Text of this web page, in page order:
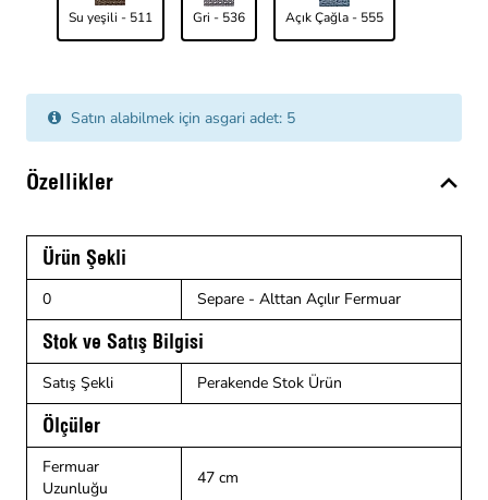
Su yeşili - 511 Gri - 536 Açık Çağla - 555
Satın alabilmek için asgari adet: 5
Özellikler
Ürün Şekli
0 Separe - Alttan Açılır Fermuar
Stok ve Satış Bilgisi
Satış Şekli Perakende Stok Ürün
Ölçüler
Fermuar
Uzunluğu
47 cm